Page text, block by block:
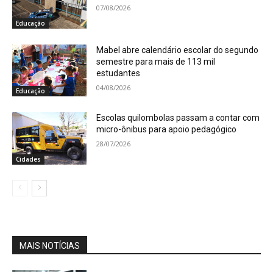
Educação
07/08/2026
Educação
Mabel abre calendário escolar do segundo
semestre para mais de 113 mil
estudantes
04/08/2026
Cidades
Escolas quilombolas passam a contar com
micro-ônibus para apoio pedagógico
28/07/2026
MAIS NOTÍCIAS